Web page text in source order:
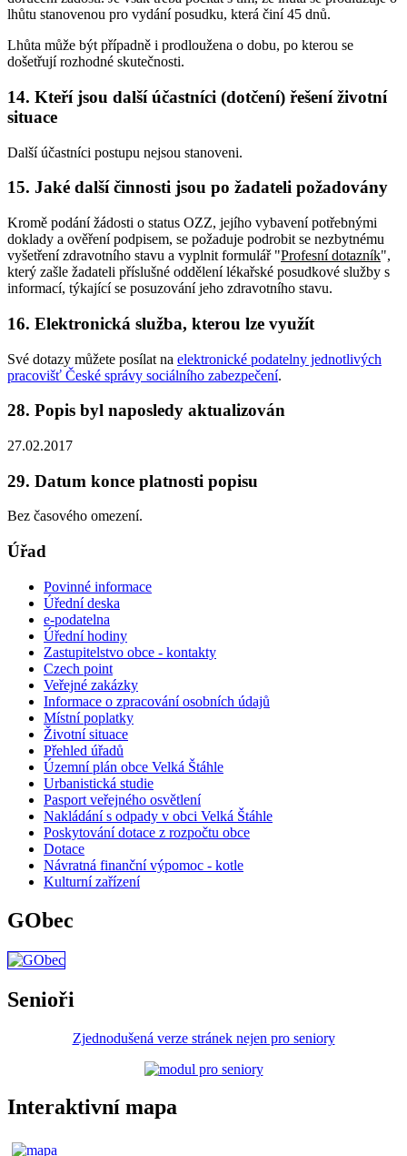
lhůtu stanovenou pro vydání posudku, která činí 45 dnů.
Lhůta může být případně i prodloužena o dobu, po kterou se
došetřují rozhodné skutečnosti.
14. Kteří jsou další účastníci (dotčení) řešení životní
situace
Další účastníci postupu nejsou stanoveni.
15. Jaké další činnosti jsou po žadateli požadovány
Kromě podání žádosti o status OZZ, jejího vybavení potřebnými
doklady a ověření podpisem, se požaduje podrobit se nezbytnému
vyšetření zdravotního stavu a vyplnit formulář "Profesní dotazník",
který zašle žadateli příslušné oddělení lékařské posudkové služby s
informací, týkající se posuzování jeho zdravotního stavu.
16. Elektronická služba, kterou lze využít
Své dotazy můžete posílat na elektronické podatelny jednotlivých
pracovišť České správy sociálního zabezpečení.
28. Popis byl naposledy aktualizován
27.02.2017
29. Datum konce platnosti popisu
Bez časového omezení.
Úřad
Povinné informace
Úřední deska
e-podatelna
Úřední hodiny
Zastupitelstvo obce - kontakty
Czech point
Veřejné zakázky
Informace o zpracování osobních údajů
Místní poplatky
Životní situace
Přehled úřadů
Územní plán obce Velká Štáhle
Urbanistická studie
Pasport veřejného osvětlení
Nakládání s odpady v obci Velká Štáhle
Poskytování dotace z rozpočtu obce
Dotace
Návratná finanční výpomoc - kotle
Kulturní zařízení
GObec
Senioři
Zjednodušená verze stránek nejen pro seniory
Interaktivní mapa